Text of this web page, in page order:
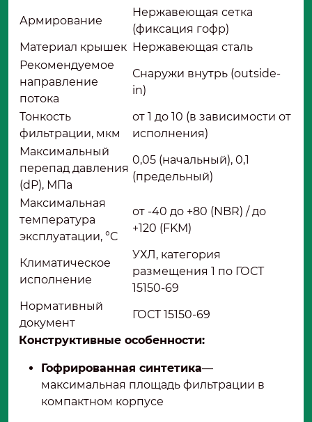
Армирование
Нержавеющая сетка
(фиксация гофр)
Материал крышек Нержавеющая сталь
Рекомендуемое
направление
потока
Снаружи внутрь (outside-
in)
Тонкость
фильтрации, мкм
от 1 до 10 (в зависимости от
исполнения)
Максимальный
перепад давления
(dP), МПа
0,05 (начальный), 0,1
(предельный)
Максимальная
температура
эксплуатации, °C
от -40 до +80 (NBR) / до
+120 (FKM)
Климатическое
исполнение
УХЛ, категория
размещения 1 по ГОСТ
15150-69
Нормативный
документ
ГОСТ 15150-69
Конструктивные особенности:
Гофрированная синтетика—
максимальная площадь фильтрации в
компактном корпусе